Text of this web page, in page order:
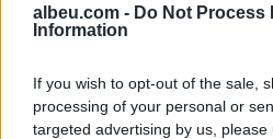
albeu.com - Do Not Process
Information
If you wish to opt-out of the sale,
processing of your personal or
targeted advertising by us,
gjobë